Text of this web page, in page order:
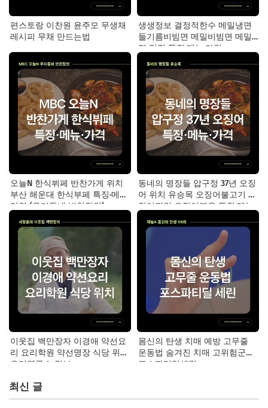
편스토랑 이찬원 윤주모 무생채
레시피 무채 만드는법
생생정보 결정적한수 메밀냉면
들기름비빔면 메밀비빔면 메밀
면 맛집 특징·메뉴·가격
오늘N 한식뷔페 반찬가게 위치
부산 해운대 한식부페 특징·메뉴·
가격 (우리동네 반찬장인)
동네의 명장들 압구정 37년 오징
어 위치 유승목 오징어불고기 오
징어튀김 오징어볶음 특징·메뉴·
이웃집 백만장자 이경애 약선요
리 요리학원 약선명장 식당 위치
요리연구소 정보
몸신의 탄생 치매 예방 고무줄
운동법 숨겨진 치매 고위험군｜
포스파티딜세린
최신 글